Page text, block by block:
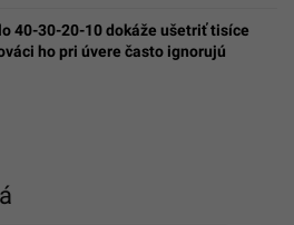
40-30-20-10 dokáže ušetriť tisíce
ho pri úvere často ignorujú